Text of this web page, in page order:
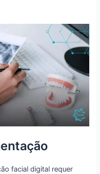
facial digital requer